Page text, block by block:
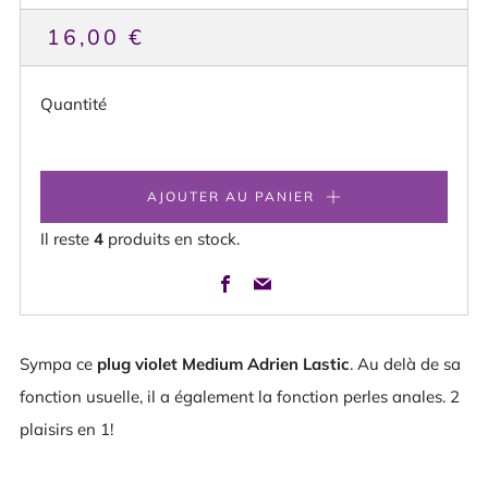
PRIX
HABITUEL
16,00 €
Quantité
AJOUTER AU PANIER
Il reste 4 produits en stock.
Facebook
Email
Sympa ce plug violet Medium Adrien Lastic. Au delà de sa
fonction usuelle, il a également la fonction perles anales. 2
plaisirs en 1!